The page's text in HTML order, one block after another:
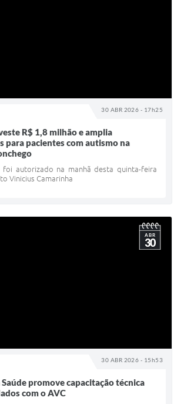
30 ABR 2026 - 17h25
R$ 1,8 milhão e amplia
para pacientes com autismo na
foi autorizado na manhã desta quinta-feira
Vinicius Camarinha
30 ABR 2026 - 15h53
ABR
30
promove capacitação técnica
com o AVC